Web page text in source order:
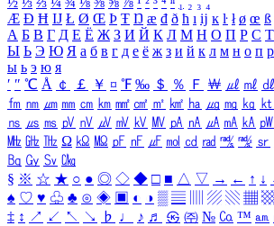
Æ Ð Ħ Ĳ Ł Ø Œ Þ Ŧ Ŋ æ đ ð ħ ı ĳ ĸ ŀ ł ø œ ß
А Б В Г Д Е Ё Ж З И Й К Л М Н О П Р С Т
Ы Ь Э Ю Я а б в г д е ё ж з и й к л м н о п р
ы ь э ю я
′ ″ ℃ Å ￠ ￡ ￥ ¤ ℉ ‰ ＄ ％ Ｆ ￦ ㎕ ㎖ ㎗
㎙ ㎚ ㎛ ㎜ ㎝ ㎞ ㎟ ㎠ ㎡ ㎢ ㏊ ㎍ ㎎ ㎏ ㏏
㎱ ㎲ ㎳ ㎴ ㎵ ㎶ ㎷ ㎸ ㎹ ㎀ ㎁ ㎂ ㎃ ㎄ ㎺
㎒ ㎓ ㎔ Ω ㏀ ㏁ ㎊ ㎋ ㎌ ㏖ ㏅ ㎭ ㎮ ㎯ ㏛
㏃ ㏉ ㏜ ㏆
§ ※ ☆ ★ ○ ● ◎ ◇ ◆ □ ■ △ ▽ → ← ↑ ↓
♠ ♡ ♥ ♧ ♣ ⊙ ◈ ▣ ◐ ◑ ▒ ▤ ▨ ▧ ▦
‡ ↕ ↗ ↙ ↖ ↘ ♭ ♩ ♪ ♬ ㉿ ㈜ № ㏇ ™ ㏂